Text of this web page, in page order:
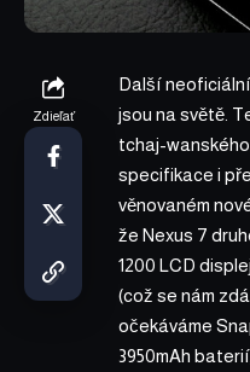
Zdieľať
Další
jsou na světě.
tchaj-
specifikace i
věnovaném
že Nexus 7
1200 LCD
(což se nám
očekáváme
3950mAh